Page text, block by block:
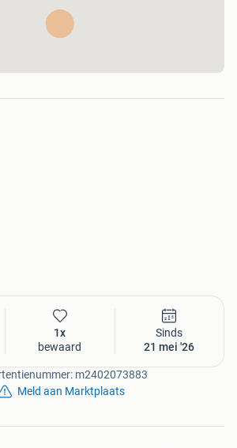
1x
bewaard
Sinds
21 mei '26
m2402073883
Meld aan Marktplaats